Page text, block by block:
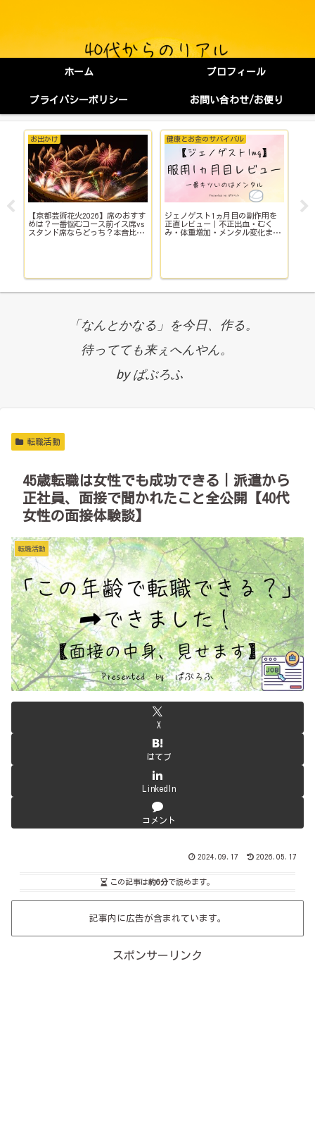
ホーム プロフィール
プライバシーポリシー お問い合わせ/お便り
お出かけ
【京都芸術花火2026】席のおすす
めは？一番悩むコース前イス席vs
スタンド席ならどっち？本音比
健康とお金のサバイバル
ジェノゲスト1ヵ月目の副作用を
正直レビュー｜不正出血・むく
み・体重増加・メンタル変化まで
「なんとかなる」を今日、作る。
待ってても来ぇへんやん。
by ぱぶろふ
転職活動
45歳転職は女性でも成功できる｜派遣から
正社員、面接で聞かれたこと全公開【40代
女性の面接体験談】
転職活動
X
はてブ
LinkedIn
コメント
2024.09.17 2026.05.17
この記事は約6分で読めます。
記事内に広告が含まれています。
スポンサーリンク